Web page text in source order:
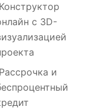
Конструктор
с 3D-
Рассрочка и